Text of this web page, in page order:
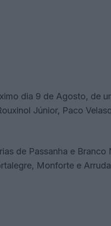
dia 9 de Agosto, de
Júnior, Paco
de Passanha e Branco
Monforte e